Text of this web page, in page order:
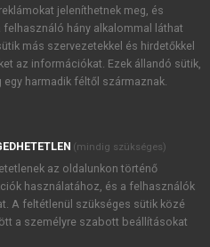
akcióiról.
Kiadó Zrt. újdonságairól,
foglaltakat tudomásul
, valamint a szotar.netés a
foglaltakat
jeleníthetnek meg, és
felhasználó hány alkalommal láthat
más szervezetekkel és hirdetőkkel
az információkat. Ezek állandó sütik,
egy harmadik féltől származnak.
(mindig szükséges)
az oldalunkon történő
használatához, és a felhasználók
A feltétlenül szükséges sütik közé
a személyre szabott beállításokat